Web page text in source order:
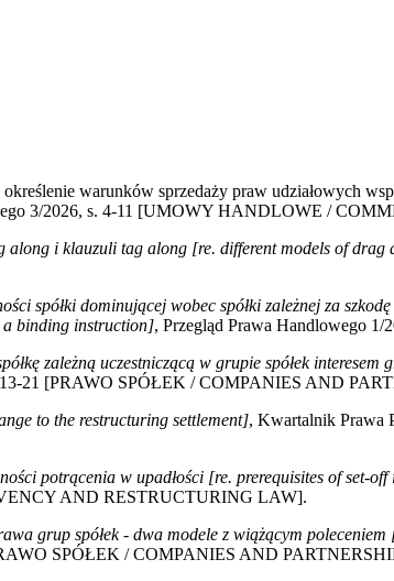
warunków sprzedaży praw udziałowych
3/2026, s. 4-11 [UMOWY HANDLOWE /
along i klauzuli tag along [re. different models of drag
spółki dominującej wobec spółki zależnej za
a binding instruction], Przegląd Prawa Handlowego
zależną uczestniczącą w grupie spółek
13-21 [PRAWO SPÓŁEK / COMPANIES AND
to the restructuring settlement], Kwartalnik
potrącenia w upadłości [re. prerequisites of set-
AND RESTRUCTURING LAW].
grup spółek - dwa modele z wiążącym
SPÓŁEK / COMPANIES AND